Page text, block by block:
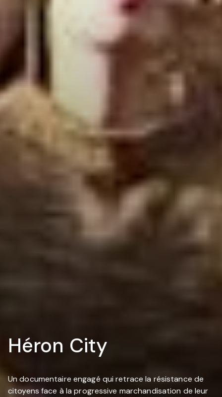
Héron City
Un documentaire engagé qui retrace la résistance de
citoyens face à la progressive marchandisation de leur